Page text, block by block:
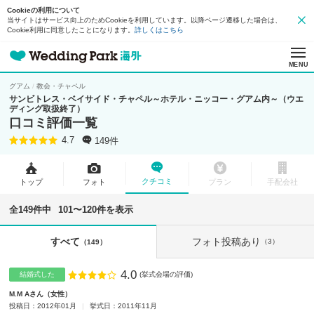
Cookieの利用について
当サイトはサービス向上のためCookieを利用しています。以降ページ遷移した場合は、
Cookie利用に同意したことになります。 詳しくはこちら
MENU
グアム 教会・チャペル
サンビトレス・ベイサイド・チャペル～ホテル・ニッコー・グアム内～（ウエ
ディング取扱終了）
口コミ評価一覧
4.7 149件
トップ フォト クチコミ プラン 手配会社
全149件中 101〜120件を表示
すべて （149） フォト投稿あり （3）
結婚式した 点数
4.0 (挙式会場の評価)
M.M Aさん
女性
投稿日：2012年01月
挙式日：2011年11月